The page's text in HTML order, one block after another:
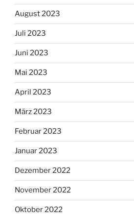
August 2023
Juli 2023
Juni 2023
Mai 2023
April 2023
März 2023
Februar 2023
Januar 2023
Dezember 2022
November 2022
Oktober 2022